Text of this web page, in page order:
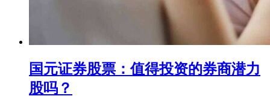
国元证券股票：值得投资的券商潜力
股吗？